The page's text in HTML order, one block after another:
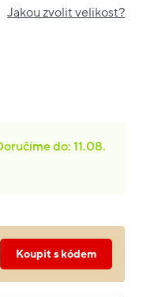
Jakou zvolit velikost?
do: 11.08.
Koupit s kódem